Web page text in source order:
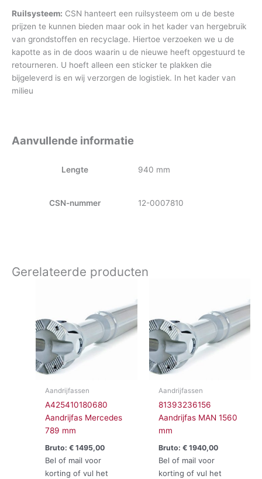
Ruilsysteem: CSN hanteert een ruilsysteem om u de beste
prijzen te kunnen bieden maar ook in het kader van hergebruik
van grondstoffen en recyclage. Hiertoe verzoeken we u de
kapotte as in de doos waarin u de nieuwe heeft opgestuurd te
retourneren. U hoeft alleen een sticker te plakken die
bijgeleverd is en wij verzorgen de logistiek. In het kader van
milieu
Aanvullende informatie
Lengte 940 mm
CSN-nummer 12-0007810
Gerelateerde producten
Aandrijfassen
A425410180680
Aandrijfas Mercedes
789 mm
Bruto:€ 1495,00
Bel of mail voor
korting of vul het
Aandrijfassen
81393236156
Aandrijfas MAN 1560
mm
Bruto: €1940,00
Bel of mail voor
korting of vul het